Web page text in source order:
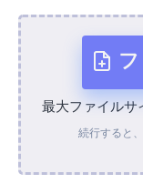
最大ファイルサ
続行すると、